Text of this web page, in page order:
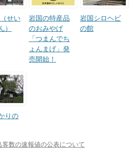
せい
）
岩国の特産品
のおみやげ
「つまんでち
ょんまげ」発
売開始！
岩国シロヘビ
の館
りの
数の速報値の公表について